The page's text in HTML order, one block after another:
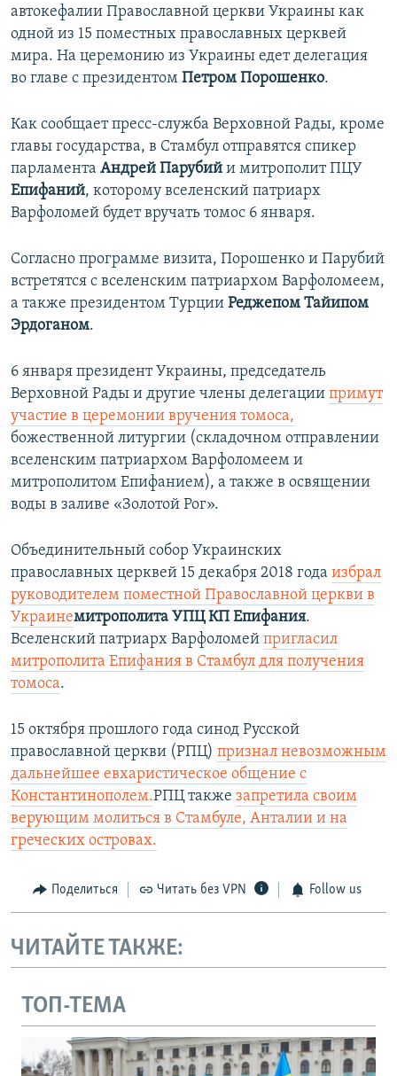
автокефалии Православной церкви Украины как
одной из 15 поместных православных церквей
мира. На церемонию из Украины едет делегация
во главе с президентом Петром Порошенко.
Как сообщает пресс-служба Верховной Рады, кроме
главы государства, в Стамбул отправятся спикер
парламента Андрей Парубий и митрополит ПЦУ
Епифаний, которому вселенский патриарх
Варфоломей будет вручать томос 6 января.
Согласно программе визита, Порошенко и Парубий
встретятся с вселенским патриархом Варфоломеем,
а также президентом Турции Реджепом Тайипом
Эрдоганом.
6 января президент Украины, председатель
Верховной Рады и другие члены делегации примут
участие в церемонии вручения томоса,
божественной литургии (складочном отправлении
вселенским патриархом Варфоломеем и
митрополитом Епифанием), а также в освящении
воды в заливе «Золотой Рог».
Объединительный собор Украинских
православных церквей 15 декабря 2018 года избрал
руководителем поместной Православной церкви в
Украинемитрополита УПЦ КП Епифания.
Вселенский патриарх Варфоломей пригласил
митрополита Епифания в Стамбул для получения
томоса.
15 октября прошлого года синод Русской
православной церкви (РПЦ) признал невозможным
дальнейшее евхаристическое общение с
Константинополем.РПЦ также запретила своим
верующим молиться в Стамбуле, Анталии и на
греческих островах.​
Поделиться Читать без VPN Follow us
ЧИТАЙТЕ ТАКЖЕ:
ТОП-ТЕМА